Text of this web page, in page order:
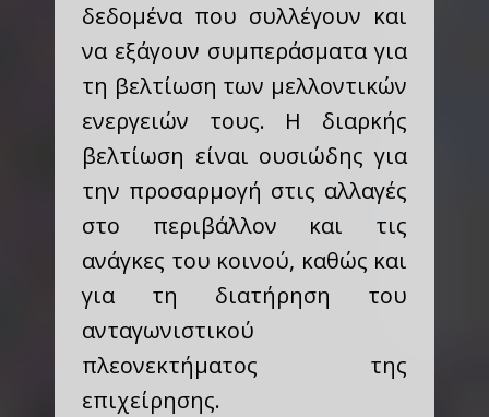
δεδομένα που συλλέγουν και
να εξάγουν συμπεράσματα για
τη βελτίωση των μελλοντικών
ενεργειών τους. Η διαρκής
βελτίωση είναι ουσιώδης για
την προσαρμογή στις αλλαγές
στο περιβάλλον και τις
ανάγκες του κοινού, καθώς και
για τη διατήρηση του
ανταγωνιστικού
πλεονεκτήματος της
επιχείρησης.